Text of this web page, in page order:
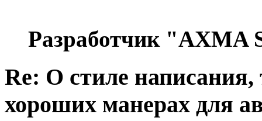
Разработчик "AXMA
Re: О стиле
хороших манерах для